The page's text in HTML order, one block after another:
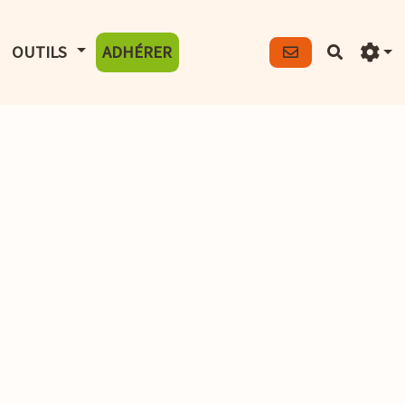
LE MENU
OUTILS AFFICHER LE MENU
ADHÉRER